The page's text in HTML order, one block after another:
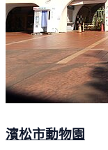
濱松市動物園